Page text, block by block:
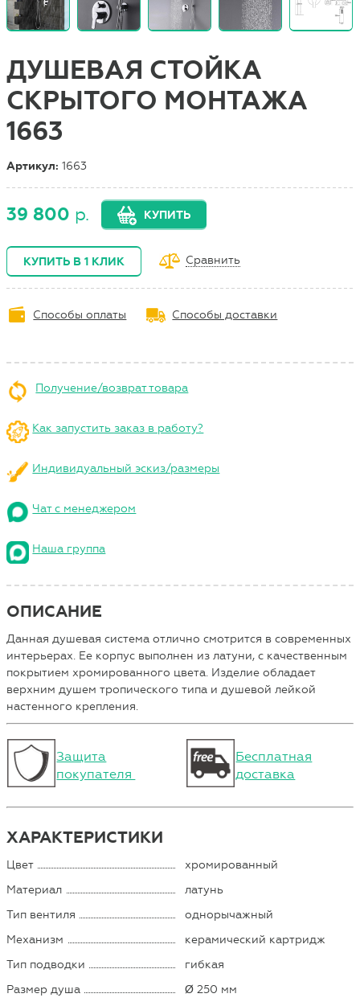
ДУШЕВАЯ СТОЙКА
СКРЫТОГО МОНТАЖА
1663
Артикул:1663
39 800 р. КУПИТЬ
КУПИТЬ В 1 КЛИК Сравнить
Способы оплаты Способы доставки
Получение/возврат товара
Как запустить заказ в работу?
Индивидуальный эскиз/размеры
Чат с менеджером
Наша группа
ОПИСАНИЕ
Данная душевая система отлично смотрится в современных
интерьерах. Ее корпус выполнен из латуни, с качественным
покрытием хромированного цвета. Изделие обладает
верхним душем тропического типа и душевой лейкой
настенного крепления.
Защита
покупателя
Бесплатная
доставка
ХАРАКТЕРИСТИКИ
Цвет
хромированный
Материал
латунь
Тип вентиля
однорычажный
Механизм
керамический картридж
Тип подводки
гибкая
Размер душа
Ø 250 мм